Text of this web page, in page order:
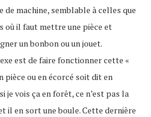
de machine, semblable à celles que
où il faut mettre une pièce et
un bonbon ou un jouet.
est de faire fonctionner cette «
pièce ou en écorcé soit dit en
vois ça en forêt, ce n’est pas la
il en sort une boule. Cette dernière